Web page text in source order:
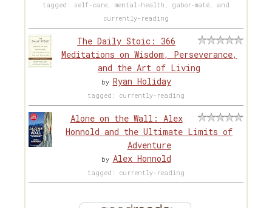
tagged: self-care, mental-health, gabor-maté, and
currently-reading
The Daily Stoic: 366
Meditations on Wisdom, Perseverance,
and the Art of Living
by Ryan Holiday
tagged: currently-reading
Alone on the Wall: Alex
Honnold and the Ultimate Limits of
Adventure
by Alex Honnold
tagged: currently-reading